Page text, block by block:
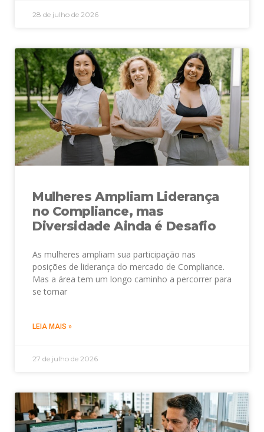
28 de julho de 2026
Mulheres Ampliam Liderança
no Compliance, mas
Diversidade Ainda é Desafio
As mulheres ampliam sua participação nas
posições de liderança do mercado de Compliance.
Mas a área tem um longo caminho a percorrer para
se tornar
LEIA MAIS »
27 de julho de 2026